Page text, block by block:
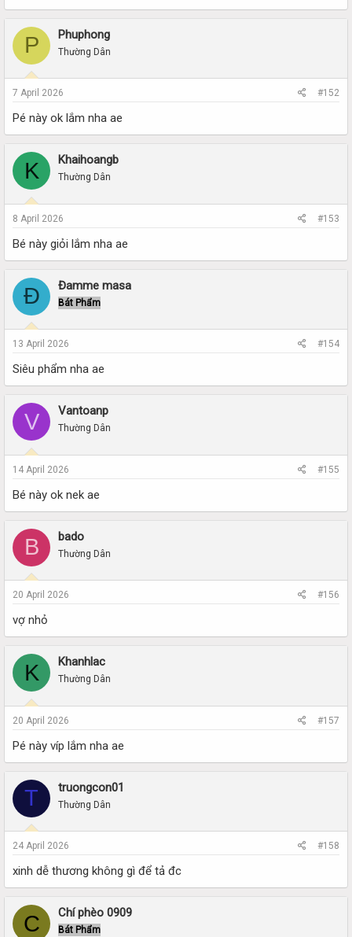
P Phuphong
Thường Dân
7 April 2026 #152
Pé này ok lắm nha ae
K Khaihoangb
Thường Dân
8 April 2026 #153
Bé này giỏi lắm nha ae
Đ Đamme masa
Bát Phẩm
13 April 2026 #154
Siêu phẩm nha ae
V Vantoanp
Thường Dân
14 April 2026 #155
Bé này ok nek ae
B bado
Thường Dân
20 April 2026 #156
vợ nhỏ
K Khanhlac
Thường Dân
20 April 2026 #157
Pé này víp lắm nha ae
T truongcon01
Thường Dân
24 April 2026 #158
xinh dễ thương không gì để tả đc
C Chí phèo 0909
Bát Phẩm